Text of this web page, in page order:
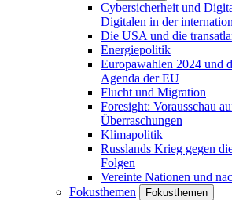
Cybersicherheit und
Digitalen in der
Die USA und die
Energiepolitik
Europawahlen 2024 und
Agenda der EU
Flucht und Migration
Foresight: Vorausschau
Überraschungen
Klimapolitik
Russlands Krieg gegen
Folgen
Vereinte Nationen und
Fokusthemen
Fokusthemen